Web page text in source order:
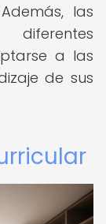
las
a las
de sus